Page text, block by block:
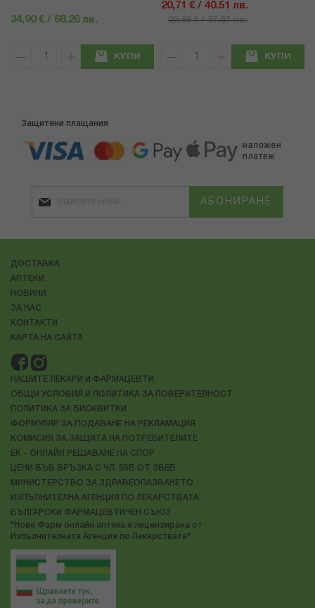
34,90 € / 68.26 лв.
КУПИ
20,71 € / 40.51 лв.
29,59 € / 57.87 лв.
КУПИ
Защитени плащания
АБОНИРАНЕ
ДОСТАВКА
АПТЕКИ
НОВИНИ
ЗА НАС
КОНТАКТИ
КАРТА НА САЙТА
НАШИТЕ ЛЕКАРИ И ФАРМАЦЕВТИ
ОБЩИ УСЛОВИЯ И ПОЛИТИКА ЗА ПОВЕРИТЕЛНОСТ
ПОЛИТИКА ЗА БИСКВИТКИ
ФОРМУЛЯР ЗА ПОДАВАНЕ НА РЕКЛАМАЦИЯ
КОМИСИЯ ЗА ЗАЩИТА НА ПОТРЕБИТЕЛИТЕ
ЕК - ОНЛАЙН РЕШАВАНЕ НА СПОР
ЦЕНИ ВЪВ ВРЪЗКА С ЧЛ. 55Б ОТ ЗВЕБ
МИНИСТЕРСТВО ЗА ЗДРАВЕОПАЗВАНЕТО
ИЗПЪЛНИТЕЛНА АГЕНЦИЯ ПО ЛЕКАРСТВАТА
БЪЛГАРСКИ ФАРМАЦЕВТИЧЕН СЪЮЗ
"Нове Фарм онлайн аптека е лицензирана от
Изпълнителната Агенция по Лекарствата"